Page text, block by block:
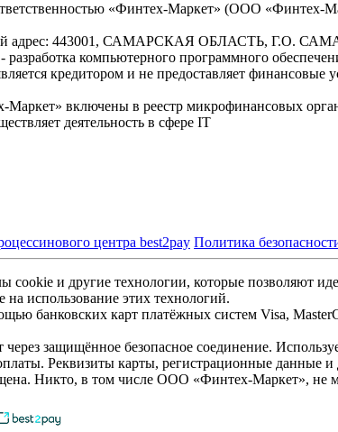
«Финтех-Маркет» (ООО «Финтех-
адрес: 443001, САМАРСКАЯ ОБЛАСТЬ,
компьютерного программного
кредитором и не предоставляет
включены в реестр микрофинансовых
деятельность в сфере IT
центра best2pay Политика
cookie и другие технологии, которые позволяют
на использование этих технологий.
банковских карт платёжных систем Visa,
защищённое безопасное соединение.
Реквизиты карты, регистрационные данные
Никто, в том числе ООО «Финтех-Маркет», не